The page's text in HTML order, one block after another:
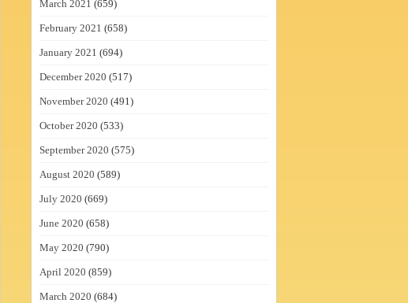
March 2021 (659)
February 2021 (658)
January 2021 (694)
December 2020 (517)
November 2020 (491)
October 2020 (533)
September 2020 (575)
August 2020 (589)
July 2020 (669)
June 2020 (658)
May 2020 (790)
April 2020 (859)
March 2020 (684)